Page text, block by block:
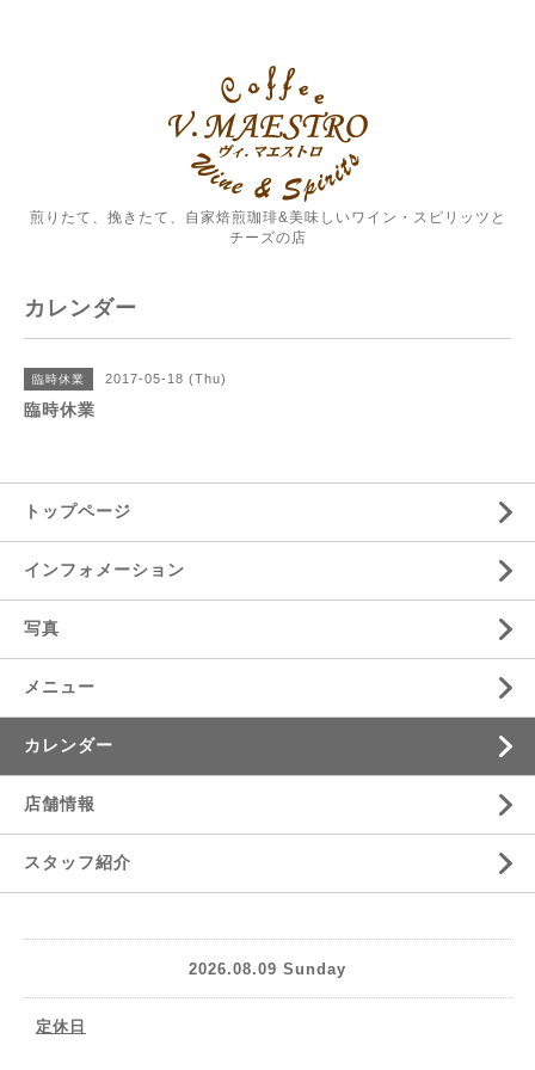
煎りたて、挽きたて、自家焙煎珈琲&美味しいワイン・スピリッツと
チーズの店
カレンダー
臨時休業 2017-05-18 (Thu)
臨時休業
トップページ
インフォメーション
写真
メニュー
カレンダー
店舗情報
スタッフ紹介
2026.08.09 Sunday
定休日